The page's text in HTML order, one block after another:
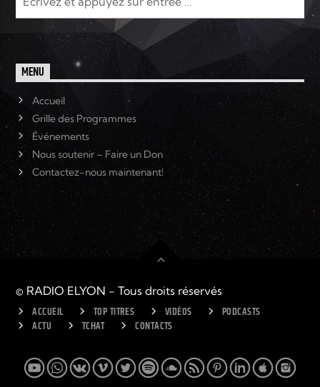
MENU
Accueil
Grille des Programmes
Événements
Nous soutenir – Faire un Don
Contactez-nous maintenant!
© RADIO ELYON - Tous droits réservés
ACCUEIL TOP TITRES VIDÉOS
PODCASTS
ACTU
TCHAT CONTACTS